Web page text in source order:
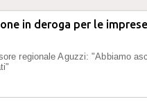
in deroga per le
regionale Aguzzi: "Abbiamo